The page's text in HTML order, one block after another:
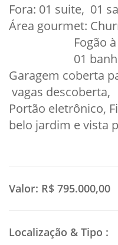
Fora: 01 suite, 01
Área gourmet:
Fogão à
01 banheiro
Garagem coberta
vagas descoberta,
Portão eletrônico,
belo jardim e vista
Valor: R$ 795.000,00
Localização & Tipo :